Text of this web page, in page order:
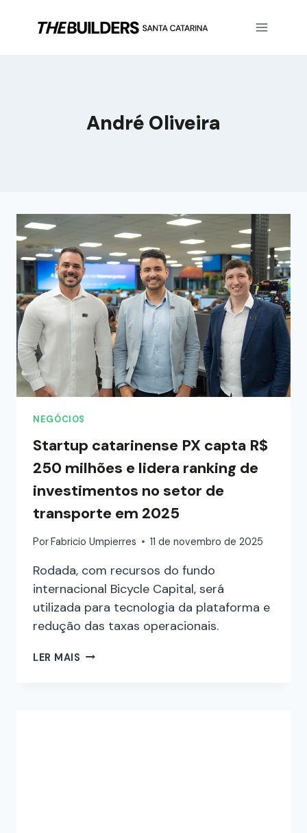
André Oliveira
NEGÓCIOS
Startup catarinense PX capta R$
250 milhões e lidera ranking de
investimentos no setor de
transporte em 2025
PorFabricio Umpierres 11 de novembro de 2025
Rodada, com recursos do fundo
internacional Bicycle Capital, será
utilizada para tecnologia da plataforma e
redução das taxas operacionais.
LER MAIS